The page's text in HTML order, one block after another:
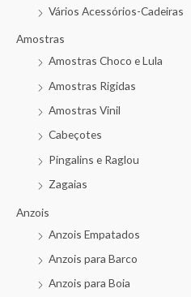
Vários Acessórios-Cadeiras
Amostras
Amostras Choco e Lula
Amostras Rigidas
Amostras Vinil
Cabeçotes
Pingalins e Raglou
Zagaias
Anzois
Anzois Empatados
Anzois para Barco
Anzois para Boia